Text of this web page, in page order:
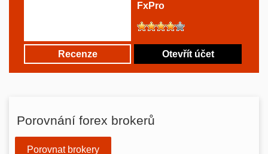
FxPro
Recenze Otevřít účet
Porovnání forex brokerů
Porovnat brokery